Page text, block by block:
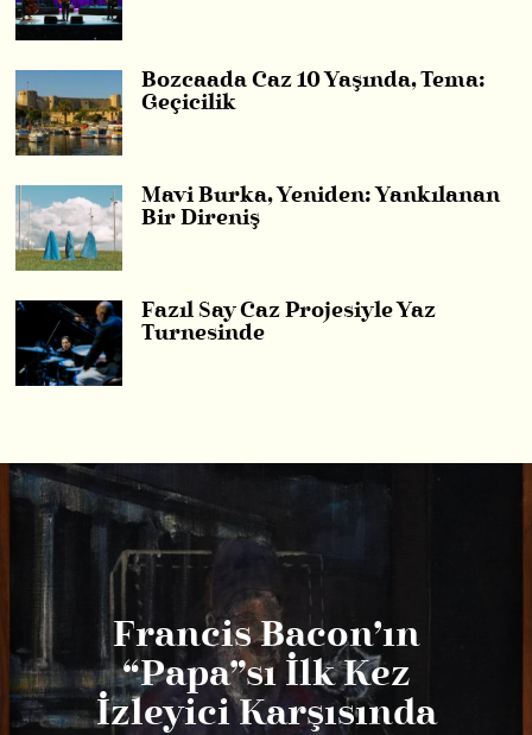
Bozcaada Caz 10 Yaşında, Tema:
Geçicilik
Mavi Burka, Yeniden: Yankılanan
Bir Direniş
Fazıl Say Caz Projesiyle Yaz
Turnesinde
Francis Bacon’ın
“Papa”sı İlk Kez
İzleyici Karşısında